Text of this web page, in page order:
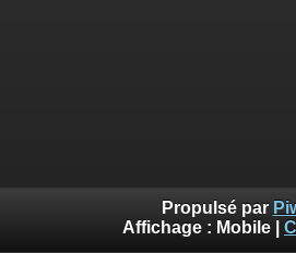
Propulsé par
Affichage : Mobile